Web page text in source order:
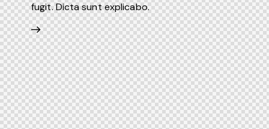
fugit. Dicta sunt explicabo.